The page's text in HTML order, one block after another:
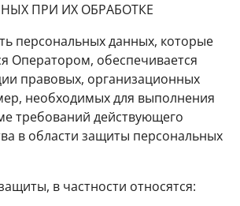
ПРИ ИХ ОБРАБОТКЕ
персональных данных, которые
Оператором, обеспечивается
правовых, организационных
необходимых для выполнения
требований действующего
в области защиты персональных
в частности относятся: